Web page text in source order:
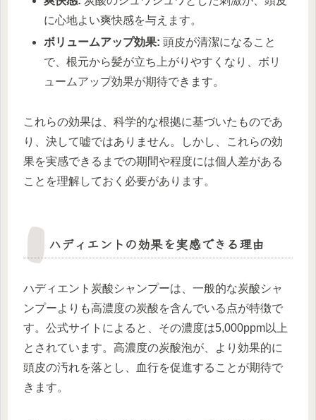
に心地よい爽快感を与えます。
ボリュームアップ効果: 頭皮が清潔になること
で、根元から髪が立ち上がりやすくなり、ボリ
ュームアップ効果が期待できます。
これらの効果は、科学的な根拠に基づいたものであ
り、決して嘘ではありません。しかし、これらの効
果を実感できるまでの期間や程度には個人差がある
ことを理解しておく必要があります。
ハディエントの効果を実感できる理由
ハディエント炭酸シャンプーは、一般的な炭酸シャ
ンプーよりも高濃度の炭酸を含んでいる点が特徴で
す。公式サイトによると、その濃度は5,000ppm以上
とされています。高濃度の炭酸泡が、より効果的に
頭皮の汚れを落とし、血行を促進することが期待で
きます。